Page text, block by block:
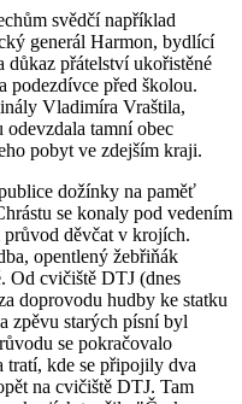
svědčí například
generál Harmon, bydlící
přátelství ukořistěné
podezdívce před školou.
Vladimíra Vraštila,
tamní obec
pobyt ve zdejším kraji.
dožínky na paměť
se konaly pod vedením
děvčat v krojích.
opentlený žebřiňák
Od cvičiště DTJ (dnes
doprovodu hudby ke statku
zpěvu starých písní byl
se pokračovalo
tratí, kde se připojily dva
na cvičiště DTJ. Tam